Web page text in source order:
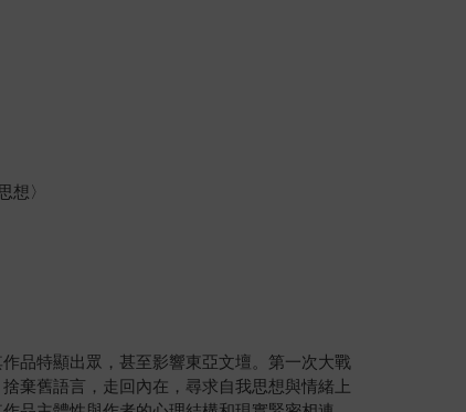
想〉
品特顯出眾，甚至影響東亞文壇。第一次大戰
棄舊語言，走回內在，尋求自我思想與情緒上